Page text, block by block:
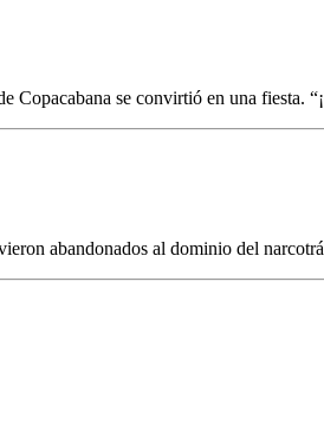
se convirtió en una fiesta.
abandonados al dominio del